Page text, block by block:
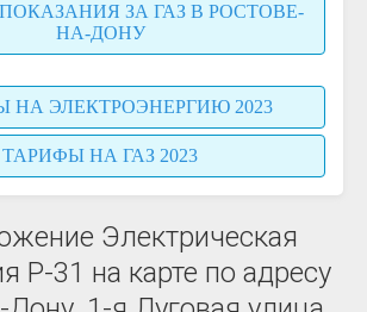
ЗА ГАЗ В РОСТОВЕ-
НА-ДОНУ
НА ЭЛЕКТРОЭНЕРГИЮ 2023
ТАРИФЫ НА ГАЗ 2023
Электрическая
Р-31 на карте по адресу